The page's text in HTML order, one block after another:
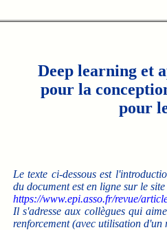
Deep learning et
pour la
pour
Le texte ci-dessous est
du document est en ligne sur le
https://www.epi.asso.fr/revue/
Il s'adresse aux collègues qui
renforcement (avec utilisation d'un